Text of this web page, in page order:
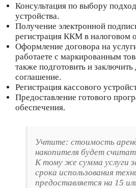
Консультация по выбору
устройства.
Получение электронной
регистрация ККМ в налоговом
Оформление договора на
работаете с маркированным
также подготовить и заключить
соглашение.
Регистрация кассового
Предоставление готового
обеспечения.
Учтите: стоимость
накопителя будет
К тому же сумма услуги
срока использования
предоставляется на 15